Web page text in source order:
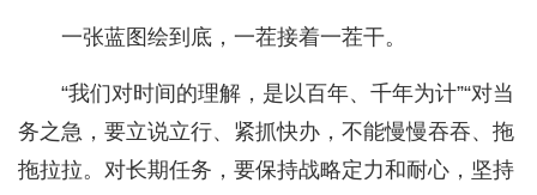
一张蓝图绘到底，一茬接着一茬干。
“我们对时间的理解，是以百年、千年为计”“对当
务之急，要立说立行、紧抓快办，不能慢慢吞吞、拖
拖拉拉。对长期任务，要保持战略定力和耐心，坚持